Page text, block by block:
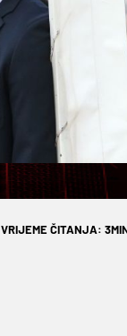
VRIJEME ČITANJA: